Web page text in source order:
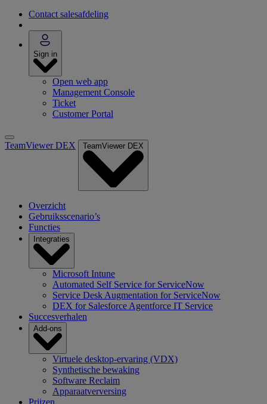
Contact salesafdeling
Sign in
Open web app
Management Console
Ticket
Customer Portal
TeamViewer DEX TeamViewer DEX
Overzicht
Gebruiksscenario’s
Functies
Integraties
Microsoft Intune
Automated Self Service for ServiceNow
Service Desk Augmentation for ServiceNow
DEX for Salesforce Agentforce IT Service
Succesverhalen
Add-ons
Virtuele desktop-ervaring (VDX)
Synthetische bewaking
Software Reclaim
Apparaatverversing
Prijzen